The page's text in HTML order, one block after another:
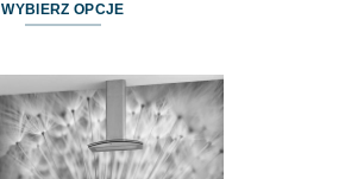
WYBIERZ OPCJE
ma
wiele
wariantów.